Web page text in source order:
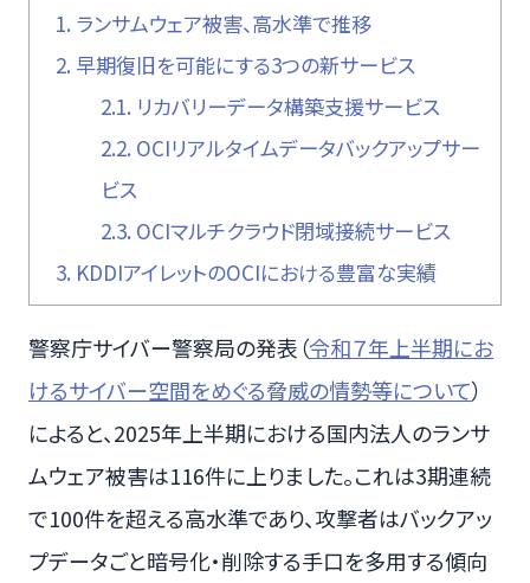
1. ランサムウェア被害、高水準で推移
2. 早期復旧を可能にする3つの新サービス
2.1. リカバリーデータ構築支援サービス
2.2. OCIリアルタイムデータバックアップサー
ビス
2.3. OCIマルチクラウド閉域接続サービス
3. KDDIアイレットのOCIにおける豊富な実績
警察庁サイバー警察局の発表（令和７年上半期にお
けるサイバー空間をめぐる脅威の情勢等について）
によると、2025年上半期における国内法人のランサ
ムウェア被害は116件に上りました。これは3期連続
で100件を超える高水準であり、攻撃者はバックアッ
プデータごと暗号化・削除する手口を多用する傾向